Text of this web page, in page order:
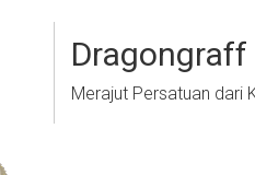
Dragongraff
Merajut Persatuan dari